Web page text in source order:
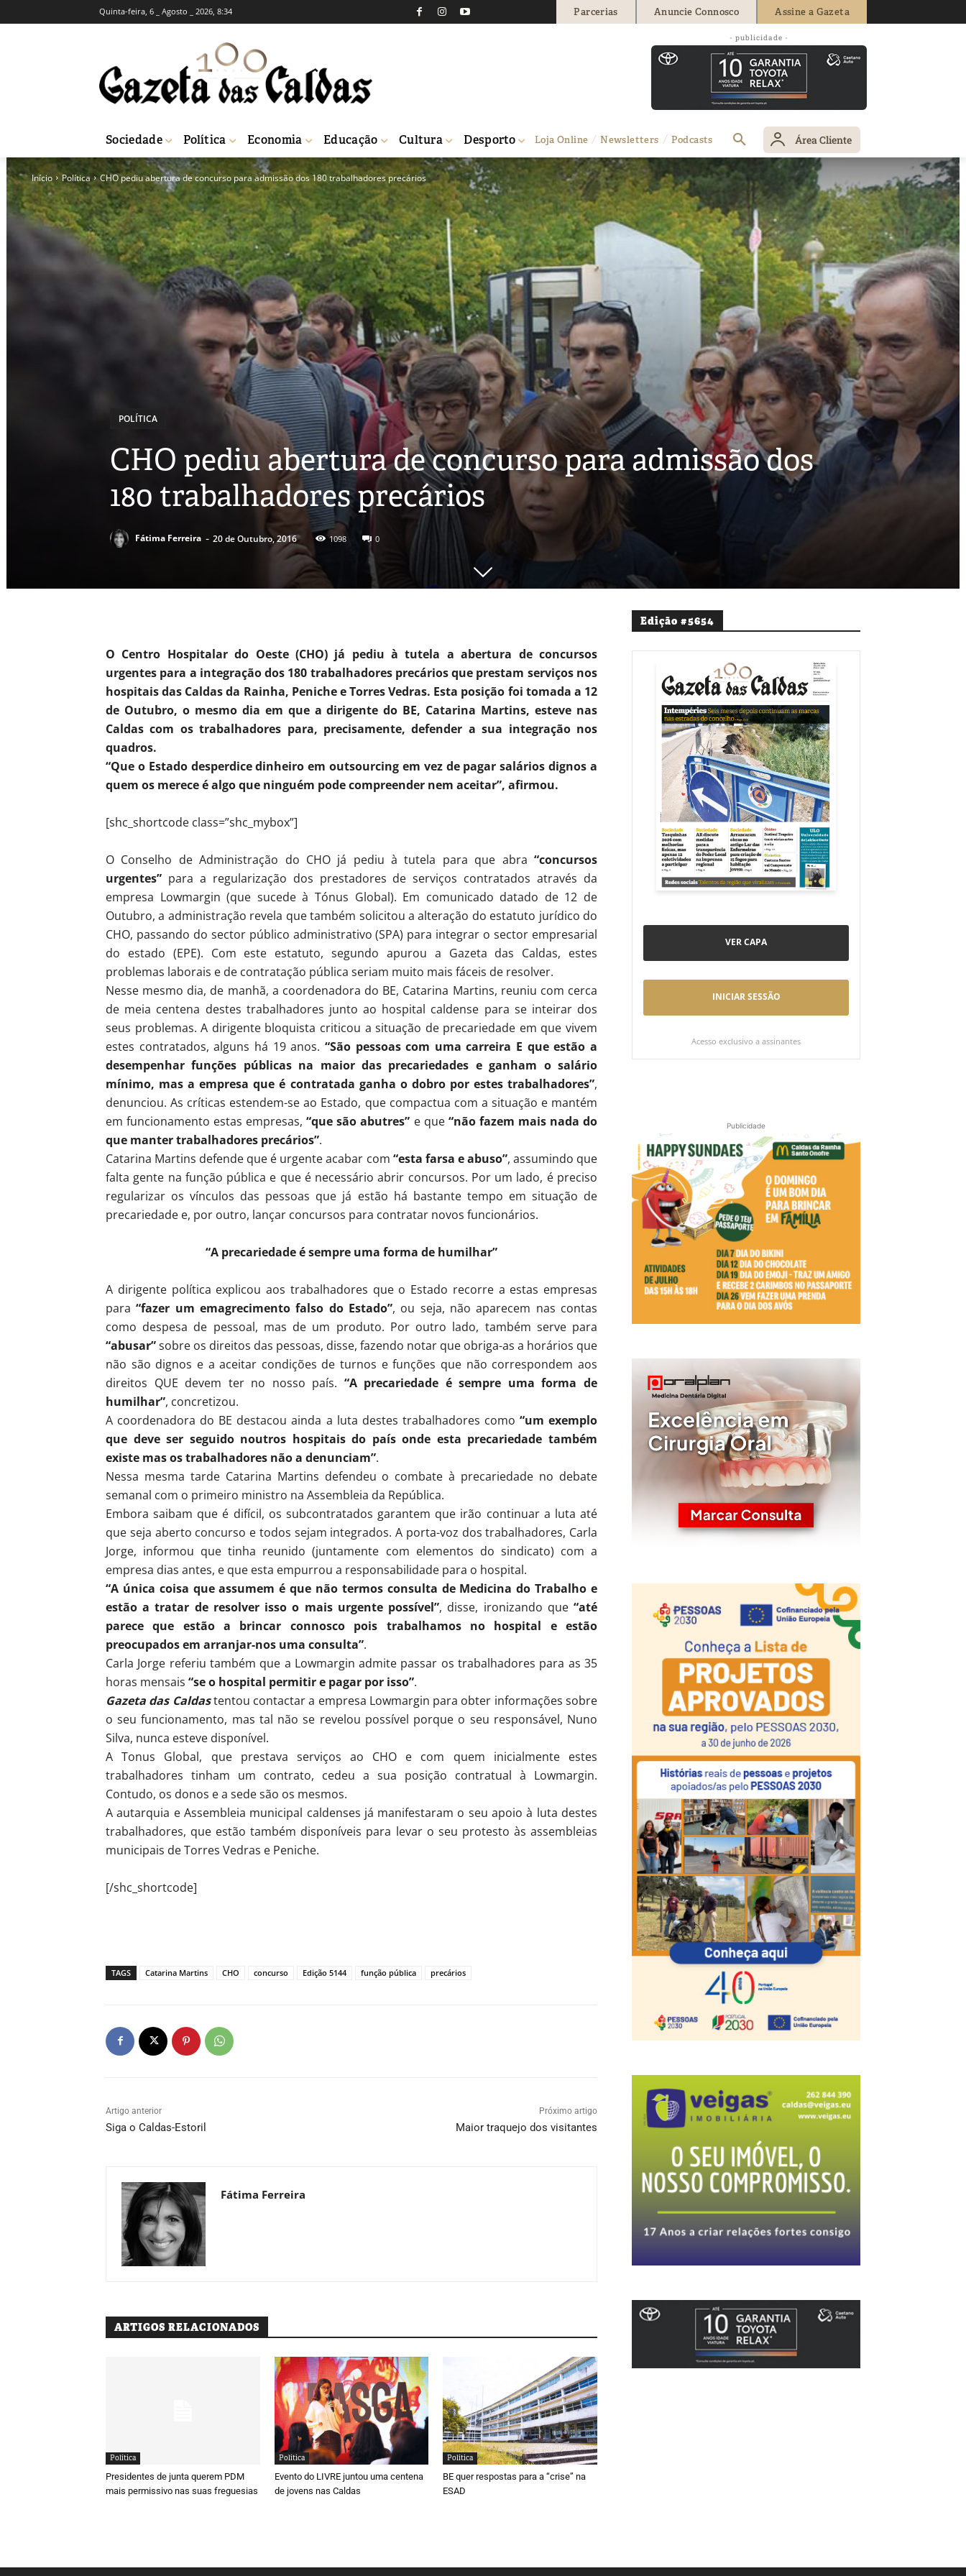
Quinta-feira, 6 _ Agosto _ 2026, 8:34 Parcerias Anuncie Connosco Assine a Gazeta
- publicidade -
Sociedade Política Economia Educação Cultura Desporto Loja Online Newsletters Podcasts Área Cliente
Início Política CHO pediu abertura de concurso para admissão dos 180 trabalhadores precários
POLÍTICA
CHO pediu abertura de concurso para admissão dos
180 trabalhadores precários
Fátima Ferreira - 20 de Outubro, 2016 1098 0
O Centro Hospitalar do Oeste (CHO) já pediu à tutela a abertura de concursos
urgentes para a integração dos 180 trabalhadores precários que prestam serviços nos
hospitais das Caldas da Rainha, Peniche e Torres Vedras. Esta posição foi tomada a 12
de Outubro, o mesmo dia em que a dirigente do BE, Catarina Martins, esteve nas
Caldas com os trabalhadores para, precisamente, defender a sua integração nos
quadros.
“Que o Estado desperdice dinheiro em outsourcing em vez de pagar salários dignos a
quem os merece é algo que ninguém pode compreender nem aceitar”, afirmou.
[shc_shortcode class=”shc_mybox”]
O Conselho de Administração do CHO já pediu à tutela para que abra “concursos
urgentes” para a regularização dos prestadores de serviços contratados através da
empresa Lowmargin (que sucede à Tónus Global). Em comunicado datado de 12 de
Outubro, a administração revela que também solicitou a alteração do estatuto jurídico do
CHO, passando do sector público administrativo (SPA) para integrar o sector empresarial
do estado (EPE). Com este estatuto, segundo apurou a Gazeta das Caldas, estes
problemas laborais e de contratação pública seriam muito mais fáceis de resolver.
Nesse mesmo dia, de manhã, a coordenadora do BE, Catarina Martins, reuniu com cerca
de meia centena destes trabalhadores junto ao hospital caldense para se inteirar dos
seus problemas. A dirigente bloquista criticou a situação de precariedade em que vivem
estes contratados, alguns há 19 anos. “São pessoas com uma carreira E que estão a
desempenhar funções públicas na maior das precariedades e ganham o salário
mínimo, mas a empresa que é contratada ganha o dobro por estes trabalhadores”,
denunciou. As críticas estendem-se ao Estado, que compactua com a situação e mantém
em funcionamento estas empresas,“que são abutres” e que “não fazem mais nada do
que manter trabalhadores precários”.
Catarina Martins defende que é urgente acabar com “esta farsa e abuso”, assumindo que
falta gente na função pública e que é necessário abrir concursos. Por um lado, é preciso
regularizar os vínculos das pessoas que já estão há bastante tempo em situação de
precariedade e, por outro, lançar concursos para contratar novos funcionários.
“A precariedade é sempre uma forma de humilhar”
A dirigente política explicou aos trabalhadores que o Estado recorre a estas empresas
para“fazer um emagrecimento falso do Estado”, ou seja, não aparecem nas contas
como despesa de pessoal, mas de um produto. Por outro lado, também serve para
“abusar”sobre os direitos das pessoas, disse, fazendo notar que obriga-as a horários que
não são dignos e a aceitar condições de turnos e funções que não correspondem aos
direitos QUE devem ter no nosso país. “A precariedade é sempre uma forma de
humilhar”, concretizou.
A coordenadora do BE destacou ainda a luta destes trabalhadores como “um exemplo
que deve ser seguido noutros hospitais do país onde esta precariedade também
existe mas os trabalhadores não a denunciam”.
Nessa mesma tarde Catarina Martins defendeu o combate à precariedade no debate
semanal com o primeiro ministro na Assembleia da República.
Embora saibam que é difícil, os subcontratados garantem que irão continuar a luta até
que seja aberto concurso e todos sejam integrados. A porta-voz dos trabalhadores, Carla
Jorge, informou que tinha reunido (juntamente com elementos do sindicato) com a
empresa dias antes, e que esta empurrou a responsabilidade para o hospital.
“A única coisa que assumem é que não termos consulta de Medicina do Trabalho e
estão a tratar de resolver isso o mais urgente possível”, disse, ironizando que“até
parece que estão a brincar connosco pois trabalhamos no hospital e estão
preocupados em arranjar-nos uma consulta”.
Carla Jorge referiu também que a Lowmargin admite passar os trabalhadores para as 35
horas mensais “se o hospital permitir e pagar por isso”.
Gazeta das Caldastentou contactar a empresa Lowmargin para obter informações sobre
o seu funcionamento, mas tal não se revelou possível porque o seu responsável, Nuno
Silva, nunca esteve disponível.
A Tonus Global, que prestava serviços ao CHO e com quem inicialmente estes
trabalhadores tinham um contrato, cedeu a sua posição contratual à Lowmargin.
Contudo, os donos e a sede são os mesmos.
A autarquia e Assembleia municipal caldenses já manifestaram o seu apoio à luta destes
trabalhadores, que estão também disponíveis para levar o seu protesto às assembleias
municipais de Torres Vedras e Peniche.
[/shc_shortcode]
TAGS Catarina Martins CHO concurso Edição 5144 função pública precários
Artigo anterior
Siga o Caldas-Estoril
Próximo artigo
Maior traquejo dos visitantes
Fátima Ferreira
ARTIGOS RELACIONADOS
Política
Presidentes de junta querem PDM
mais permissivo nas suas freguesias
Política
Evento do LIVRE juntou uma centena
de jovens nas Caldas
Política
BE quer respostas para a “crise” na
ESAD
Edição #5654
VER CAPA
INICIAR SESSÃO
Acesso exclusivo a assinantes
Publicidade